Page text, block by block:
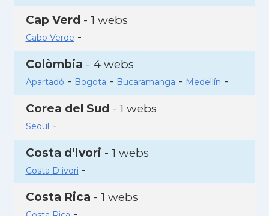
Cap Verd - 1 webs
Cabo Verde -
Colòmbia - 4 webs
Apartadó - Bogota - Bucaramanga - Medellín -
Corea del Sud - 1 webs
Seoul -
Costa d'Ivori - 1 webs
Costa D ivori -
Costa Rica - 1 webs